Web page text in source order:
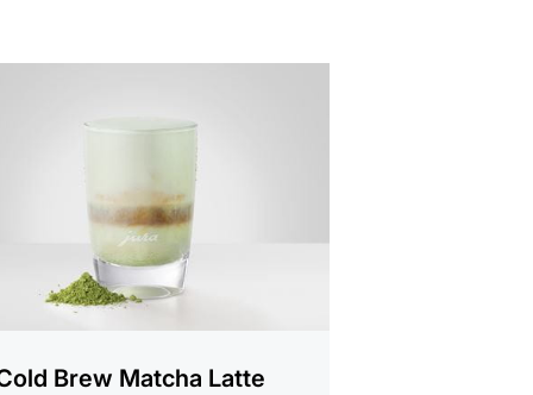
Brew Matcha Latte